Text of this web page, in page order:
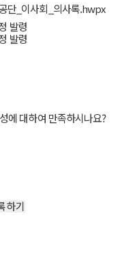
단_이사회_의사록.hwpx
발령
발령
에 대하여 만족하시나요?